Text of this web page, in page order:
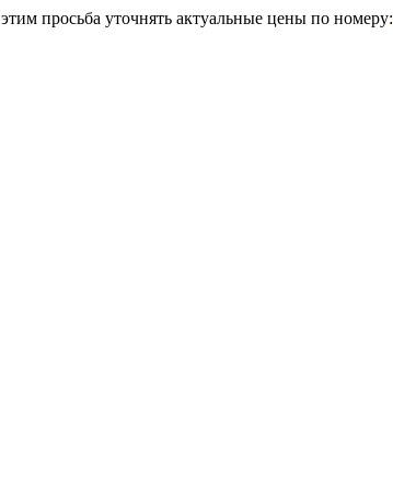
просьба уточнять актуальные цены по номеру: